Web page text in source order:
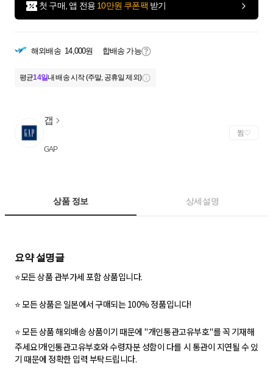
첫 구매, 앱 전용 10만원 쿠폰팩 받기
해외배송 14,000원 합배송 가능
평균14일내 배송 시작 (주말, 공휴일 제외)
갭
GAP
찜
상품 정보 상세설명
요약 설명글
⭐모든 상품 관부가세 포함 상품입니다.
⭐ 모든 상품은 일본에서 구매되는 100% 정품입니다!
⭐ 모든 상품 해외배송 상품이기 때문에 "개인통관고유부호"를 꼭 기재해
주세요!개인통관고유부호와 수령자분 성함이 다를 시 통관이 지연될 수 있
기 때문에 정확한 입력 부탁드립니다.